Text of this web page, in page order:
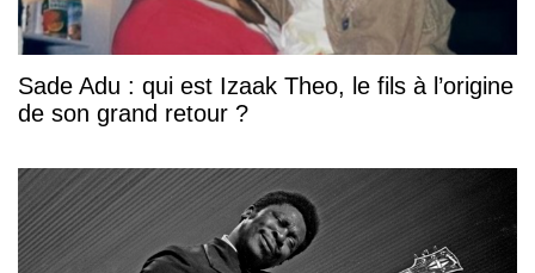
Sade Adu : qui est Izaak Theo, le fils à l’origine
de son grand retour ?